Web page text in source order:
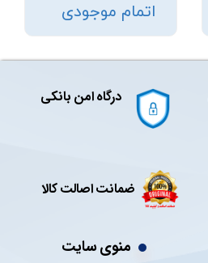
اتمام موجودی
منوی سایت
درگاه امن بانکی
ضمانت اصالت کالا